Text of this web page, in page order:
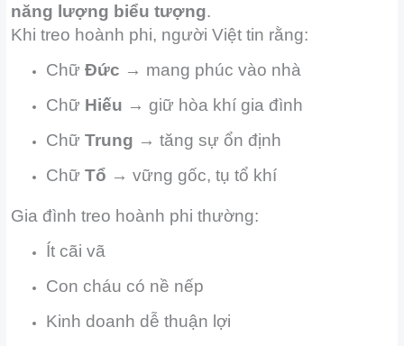
năng lượng biểu tượng.
Khi treo hoành phi, người Việt tin rằng:
ChữĐức → mang phúc vào nhà
Chữ Hiếu → giữ hòa khí gia đình
ChữTrung → tăng sự ổn định
ChữTổ → vững gốc, tụ tổ khí
Gia đình treo hoành phi thường:
Ít cãi vã
Con cháu có nề nếp
Kinh doanh dễ thuận lợi